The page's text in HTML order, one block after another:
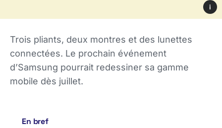
i
Trois pliants, deux montres et des lunettes
connectées. Le prochain événement
d’Samsung pourrait redessiner sa gamme
mobile dès juillet.
En bref